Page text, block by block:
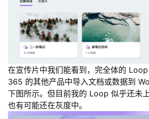
在宣传片中我们能看到，完全体的
365 的其他产品中导入文档或数据到
下图所示。但目前我的 Loop 似乎还未
也有可能还在灰度中。